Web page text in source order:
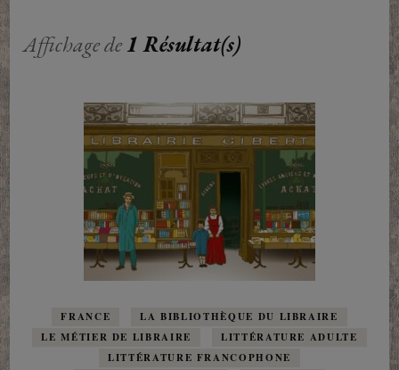
Affichage de1 Résultat(s)
FRANCE
LA BIBLIOTHÈQUE DU LIBRAIRE
LE MÉTIER DE LIBRAIRE
LITTÉRATURE ADULTE
LITTÉRATURE FRANCOPHONE